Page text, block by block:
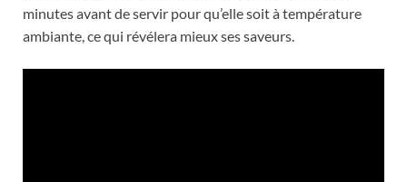
minutes avant de servir pour qu’elle soit à température
ambiante, ce qui révélera mieux ses saveurs.